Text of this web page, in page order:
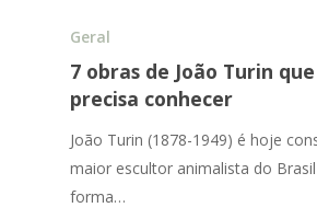
Geral
7 obras de João Turin
precisa conhecer
João Turin (1878-1949) é hoje
maior escultor animalista do
forma…